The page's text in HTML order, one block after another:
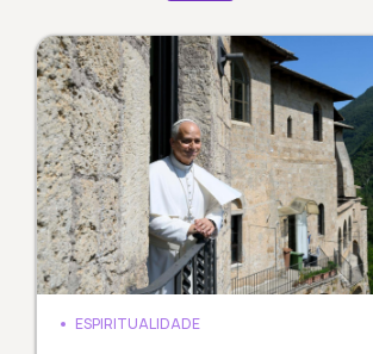
ESPIRITUALIDADE